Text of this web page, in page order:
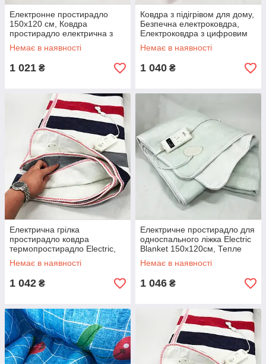
Електронне простирадло
150х120 см, Ковдра
простирадло електрична з
підігрівом тепла NH-16
Немає в наявності
1 021 ₴
Ковдра з підігрівом для дому,
Безпечна електроковдра,
Електроковдра з цифровим
регулюванням WV-29
Немає в наявності
1 040 ₴
Електрична грілка
простирадло ковдра
термопростирадло Electric,
Тепле простирадло
електричне VI-71
Немає в наявності
1 042 ₴
Електричне простирадло для
односпального ліжка Electric
Blanket 150х120см, Тепле
покривало JM-45
Немає в наявності
1 046 ₴